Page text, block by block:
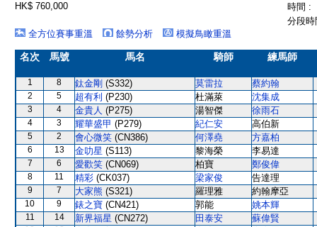
HK$ 760,000
時間 :
分段
全方位賽事重溫
餘勢分析 模擬鳥瞰重溫
名次 馬號 馬名 騎師 練馬師
1 8 鈦金剛 (S332) 莫雷拉 蔡約翰
2 5 超有利 (P230) 杜滿萊 沈集成
3 4 金貴人 (P275) 湯智傑 徐雨石
4 3 耀華盛甲 (P279) 紀仁安 高伯新
5 2 會心微笑 (CN386) 何澤堯 方嘉柏
6 13 金叻星 (S113) 黎海榮 李易達
7 6 愛歡笑 (CN069) 柏寶 鄭俊偉
8 11 精彩 (CK037) 梁家俊 告達理
9 7 大家熊 (S321) 羅理雅 約翰摩亞
10 9 錶之寶 (CN421) 郭能 姚本輝
11 14 新界福星 (CN272) 田泰安 蘇偉賢